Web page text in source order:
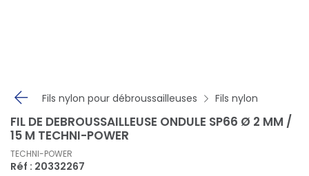
Fils nylon pour débroussailleuses Fils nylon
FIL DE DEBROUSSAILLEUSE ONDULE SP66 Ø 2 MM /
15 M TECHNI-POWER
TECHNI-POWER
Réf : 20332267